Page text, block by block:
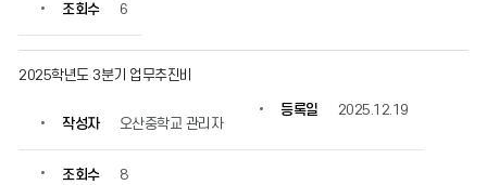
호,
목,
조회수 6
2025학년도 3분기 업무추진비
작성자 오산중학교 관리자
등록일 2025.12.19
조회수 8